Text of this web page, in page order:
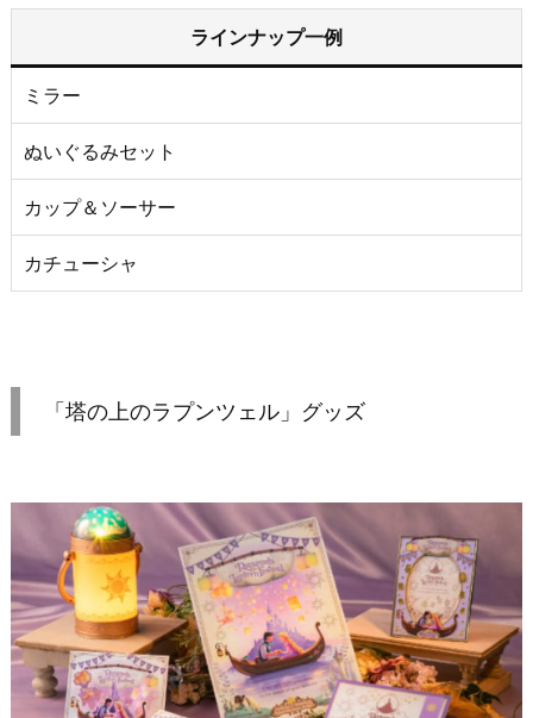
ラインナップ一例
ミラー
ぬいぐるみセット
カップ＆ソーサー
カチューシャ
「塔の上のラプンツェル」グッズ